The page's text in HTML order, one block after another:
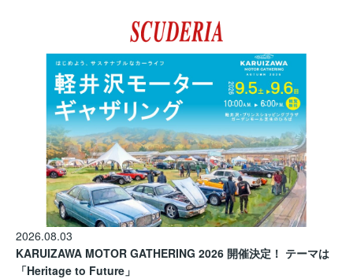
2026.08.03
KARUIZAWA MOTOR GATHERING 2026 開催決定！ テーマは
「Heritage to Future」